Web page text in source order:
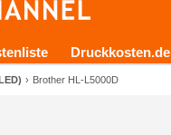
Druckkosten.de
Brother HL-L5000D